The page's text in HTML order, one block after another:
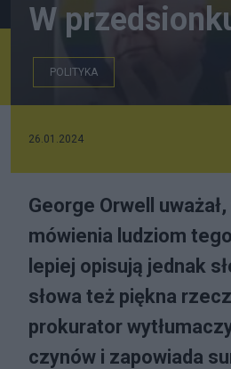
W
POLITYKA
26.01.2024
George Orwell
mówienia ludziom
lepiej opisują jednak
słowa też piękna
prokurator
czynów i zapowiada